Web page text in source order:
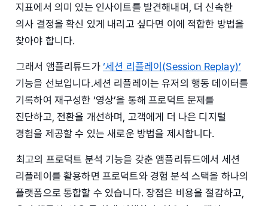
지표에서 의미 있는 인사이트를 발견해내며, 더 신속한
의사 결정을 확신 있게 내리고 싶다면 이에 적합한 방법을
찾아야 합니다.
그래서 앰플리튜드가 ‘세션 리플레이(Session Replay)’
기능을 선보입니다.세션 리플레이는 유저의 행동 데이터를
기록하여 재구성한 ‘영상’을 통해 프로덕트 문제를
진단하고, 전환을 개선하며, 고객에게 더 나은 디지털
경험을 제공할 수 있는 새로운 방법을 제시합니다.
최고의 프로덕트 분석 기능을 갖춘 앰플리튜드에서 세션
리플레이를 활용하면 프로덕트와 경험 분석 스택을 하나의
플랫폼으로 통합할 수 있습니다. 장점은 비용을 절감하고,